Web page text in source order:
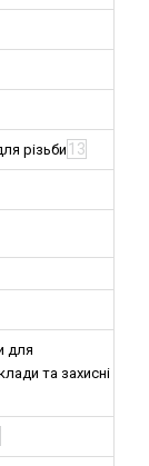
різьби 13
для
та захисні